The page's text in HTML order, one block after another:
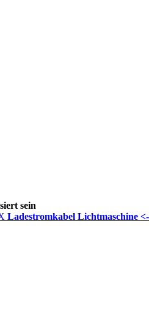
sein
Ladestromkabel Lichtmaschine